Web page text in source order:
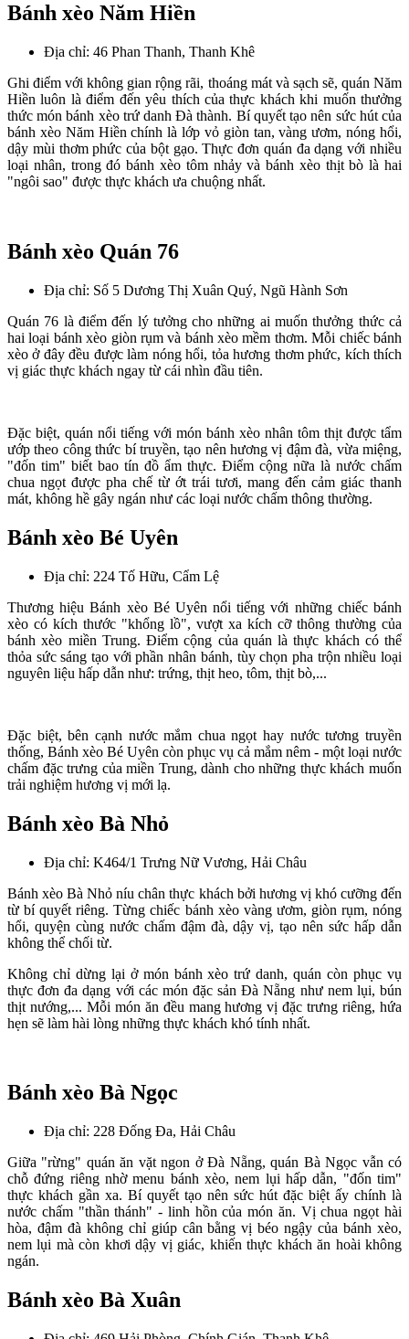
Bánh xèo Năm Hiền
Địa chỉ: 46 Phan Thanh, Thanh Khê
Ghi điểm với không gian rộng rãi, thoáng mát và sạch sẽ, quán Năm
Hiền luôn là điểm đến yêu thích của thực khách khi muốn thưởng
thức món bánh xèo trứ danh Đà thành. Bí quyết tạo nên sức hút của
bánh xèo Năm Hiền chính là lớp vỏ giòn tan, vàng ươm, nóng hổi,
dậy mùi thơm phức của bột gạo. Thực đơn quán đa dạng với nhiều
loại nhân, trong đó bánh xèo tôm nhảy và bánh xèo thịt bò là hai
"ngôi sao" được thực khách ưa chuộng nhất.
Bánh xèo Quán 76
Địa chỉ: Số 5 Dương Thị Xuân Quý, Ngũ Hành Sơn
Quán 76 là điểm đến lý tưởng cho những ai muốn thưởng thức cả
hai loại bánh xèo giòn rụm và bánh xèo mềm thơm. Mỗi chiếc bánh
xèo ở đây đều được làm nóng hổi, tỏa hương thơm phức, kích thích
vị giác thực khách ngay từ cái nhìn đầu tiên.
Đặc biệt, quán nổi tiếng với món bánh xèo nhân tôm thịt được tẩm
ướp theo công thức bí truyền, tạo nên hương vị đậm đà, vừa miệng,
"đốn tim" biết bao tín đồ ẩm thực. Điểm cộng nữa là nước chấm
chua ngọt được pha chế từ ớt trái tươi, mang đến cảm giác thanh
mát, không hề gây ngán như các loại nước chấm thông thường.
Bánh xèo Bé Uyên
Địa chỉ: 224 Tố Hữu, Cẩm Lệ
Thương hiệu Bánh xèo Bé Uyên nổi tiếng với những chiếc bánh
xèo có kích thước "khổng lồ", vượt xa kích cỡ thông thường của
bánh xèo miền Trung. Điểm cộng của quán là thực khách có thể
thỏa sức sáng tạo với phần nhân bánh, tùy chọn pha trộn nhiều loại
nguyên liệu hấp dẫn như: trứng, thịt heo, tôm, thịt bò,...
Đặc biệt, bên cạnh nước mắm chua ngọt hay nước tương truyền
thống, Bánh xèo Bé Uyên còn phục vụ cả mắm nêm - một loại nước
chấm đặc trưng của miền Trung, dành cho những thực khách muốn
trải nghiệm hương vị mới lạ.
Bánh xèo Bà Nhỏ
Địa chỉ: K464/1 Trưng Nữ Vương, Hải Châu
Bánh xèo Bà Nhỏ níu chân thực khách bởi hương vị khó cưỡng đến
từ bí quyết riêng. Từng chiếc bánh xèo vàng ươm, giòn rụm, nóng
hổi, quyện cùng nước chấm đậm đà, dậy vị, tạo nên sức hấp dẫn
không thể chối từ.
Không chỉ dừng lại ở món bánh xèo trứ danh, quán còn phục vụ
thực đơn đa dạng với các món đặc sản Đà Nẵng như nem lụi, bún
thịt nướng,... Mỗi món ăn đều mang hương vị đặc trưng riêng, hứa
hẹn sẽ làm hài lòng những thực khách khó tính nhất.
Bánh xèo Bà Ngọc
Địa chỉ: 228 Đống Đa, Hải Châu
Giữa "rừng" quán ăn vặt ngon ở Đà Nẵng, quán Bà Ngọc vẫn có
chỗ đứng riêng nhờ menu bánh xèo, nem lụi hấp dẫn, "đốn tim"
thực khách gần xa. Bí quyết tạo nên sức hút đặc biệt ấy chính là
nước chấm "thần thánh" - linh hồn của món ăn. Vị chua ngọt hài
hòa, đậm đà không chỉ giúp cân bằng vị béo ngậy của bánh xèo,
nem lụi mà còn khơi dậy vị giác, khiến thực khách ăn hoài không
ngán.
Bánh xèo Bà Xuân